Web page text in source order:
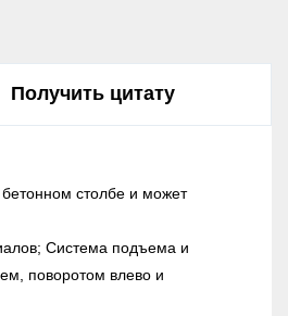
Получить цитату
столбе и может
Система подъема и
поворотом влево и